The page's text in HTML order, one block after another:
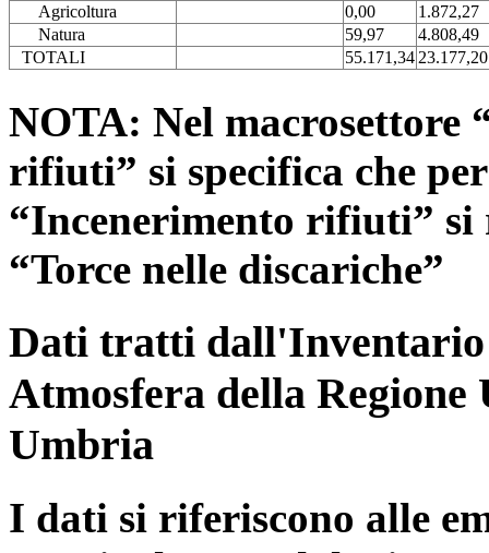
Agricoltura 0,00
1.872,27
Natura
59,97
4.808,49
TOTALI
55.171,3423.177,20
NOTA: Nel macrosettore
rifiuti” si specifica che
“Incenerimento rifiuti”
“Torce nelle discariche”
Dati tratti dall'Inventario
Atmosfera della
Umbria
I dati si riferiscono alle